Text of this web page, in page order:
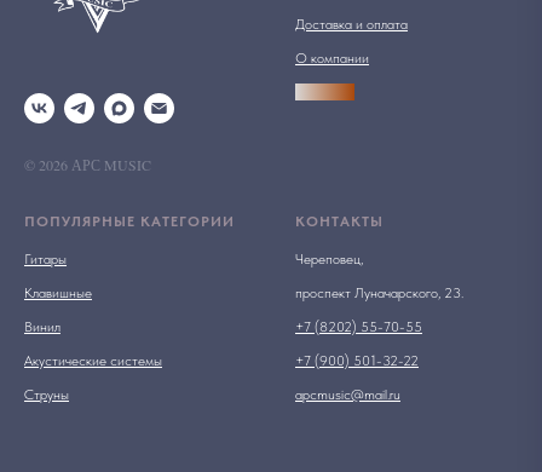
© 2026 АРС MUSIC
Доставка и оплата
О компании
ПОПУЛЯРНЫЕ КАТЕГОРИИ
Гитары
Клавишные
Винил
Акустические системы
Струны
КОНТАКТЫ
Череповец,
проспект Луначарского, 23.
+7 (8202) 55-70-55
+7 (900) 501-32-22
apcmusic@mail.ru